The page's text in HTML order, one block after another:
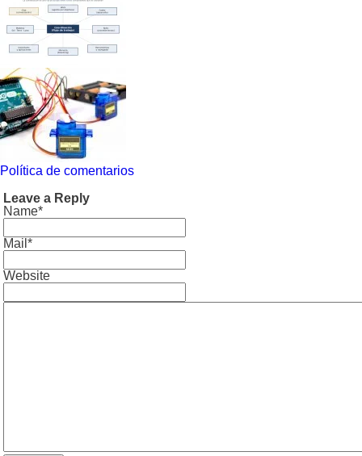
Política de comentarios
Leave a Reply
Name*
Mail*
Website